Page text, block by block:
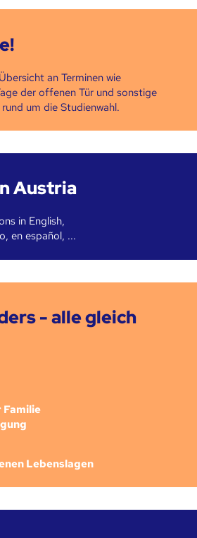
an Terminen wie
der offenen Tür und sonstige
um die Studienwahl.
Austria
in English,
en español, ...
- alle gleich
Familie
Lebenslagen